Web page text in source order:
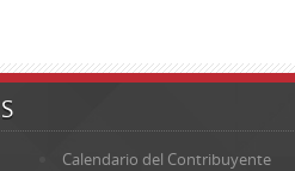
Calendario del Contribuyente